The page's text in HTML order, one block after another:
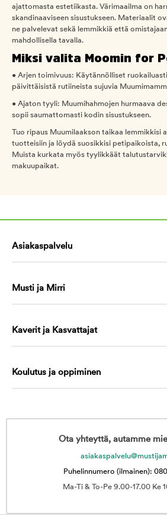
ajattomasta estetiikasta. Värimaailma on
skandinaaviseen sisustukseen. Materiaalit
ne palvelevat sekä lemmikkiä että
mahdollisella tavalla.
Miksi valita Moomin for
• Arjen toimivuus: Käytännölliset
päivittäisistä rutiineista sujuvia
• Ajaton tyyli: Muumihahmojen hurmaava
sopii saumattomasti kodin sisustukseen.
Tuo ripaus Muumilaakson taikaa lemmikkisi
tuotteisiin ja löydä suosikkisi petipaikoista,
Muista kurkata myös tyylikkäät
makuupaikat.
Asiakaspalvelu
Musti ja Mirri
Kaverit ja Kasvattajat
Koulutus ja oppiminen
Ota yhteyttä, autamme
Puhelinnumero (ilmainen):
Ma-Ti & To-Pe 9.00-17.00 Ke